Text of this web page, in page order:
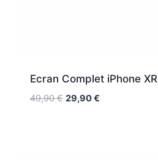
Ecran Complet iPhone XR
49,90€ 29,90€